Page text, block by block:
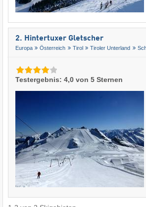
2. Hintertuxer Gletscher
Europa Österreich Tirol Tiroler Unterland
Testergebnis: 4,0 von 5 Sternen